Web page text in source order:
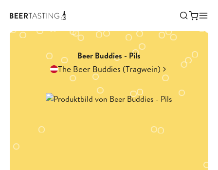
Beer Buddies - Pils
The Beer Buddies (Tragwein)